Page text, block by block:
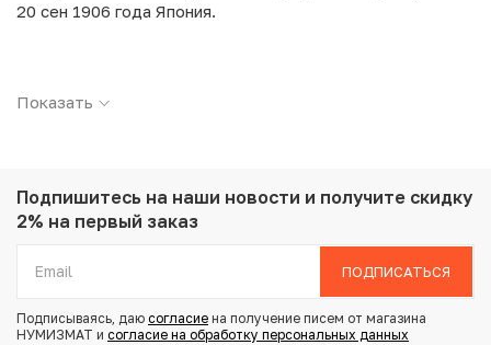
20 сен 1906 года Япония.
Страна: Япония
Проба: 800
Вес: 4.05 г
Тираж: 6.555.070
Показать
Подпишитесь на наши новости и получите скидку
2% на первый заказ
ПОДПИСАТЬСЯ
Подписываясь, даю согласие на получение писем от магазина
НУМИЗМАТ и согласие на обработку персональных данных